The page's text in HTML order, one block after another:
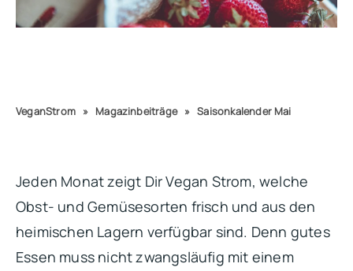
VeganStrom » Magazinbeiträge » Saisonkalender Mai
Jeden Monat zeigt Dir Vegan Strom, welche
Obst- und Gemüsesorten frisch und aus den
heimischen Lagern verfügbar sind. Denn gutes
Essen muss nicht zwangsläufig mit einem